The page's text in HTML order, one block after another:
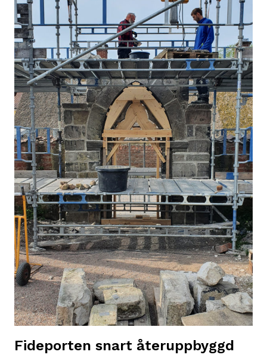
kvarteret
Kulturen
4
Fideporten snart återuppbyggd